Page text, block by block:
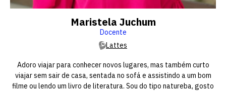
Maristela Juchum
Docente
Lattes
Adoro viajar para conhecer novos lugares, mas também curto
viajar sem sair de casa, sentada no sofá e assistindo a um bom
filme ou lendo um livro de literatura. Sou do tipo natureba, gosto